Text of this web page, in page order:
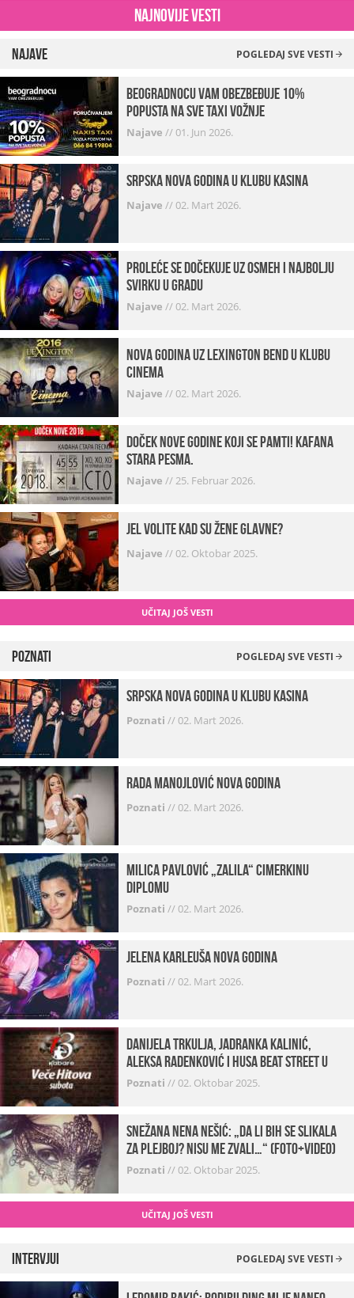
Najnovije vesti
Najave POGLEDAJ SVE VESTI
beogradnocu vam obezbeđuje 10%
popusta na sve taxi vožnje
Najave //01. Jun 2026.
Srpska Nova godina u klubu Kasina
Najave //02. Mart 2026.
Proleće se dočekuje uz osmeh i najbolju
svirku u gradu
Najave //02. Mart 2026.
Nova godina uz Lexington bend u klubu
Cinema
Najave //02. Mart 2026.
Doček Nove godine koji se pamti! Kafana
Stara pesma.
Najave //25. Februar 2026.
Jel volite kad su žene glavne?
Najave //02. Oktobar 2025.
UČITAJ JOŠ VESTI
Poznati POGLEDAJ SVE VESTI
Srpska Nova godina u klubu Kasina
Poznati //02. Mart 2026.
Rada Manojlović Nova godina
Poznati //02. Mart 2026.
Milica Pavlović „zalila“ cimerkinu
diplomu
Poznati //02. Mart 2026.
Jelena Karleuša Nova godina
Poznati //02. Mart 2026.
Danijela Trkulja, Jadranka Kalinić,
Aleksa Radenković i Husa Beat Street u
Kabareu 13
Poznati //02. Oktobar 2025.
Snežana Nena Nešić: „Da li bih se slikala
za Plejboj? Nisu me zvali…“ (FOTO+VIDEO)
Poznati //02. Oktobar 2025.
UČITAJ JOŠ VESTI
Intervjui POGLEDAJ SVE VESTI